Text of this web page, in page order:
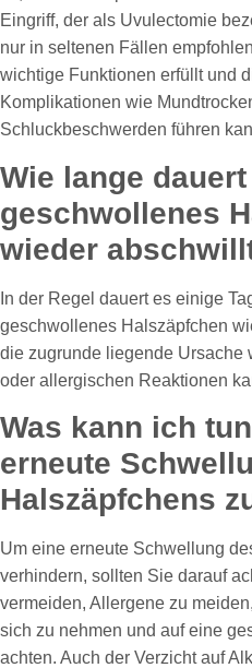
Eingriff, der als Uvulectomie
nur in seltenen Fällen
wichtige Funktionen erfüllt und
Komplikationen wie
Schluckbeschwerden führen
Wie lange
geschwollenes
wieder
In der Regel dauert es einige
geschwollenes Halszäpfchen
die zugrunde liegende Ursache
oder allergischen Reaktionen
Was kann ich
erneute
Halszäpfchens
Um eine erneute Schwellung
verhindern, sollten Sie darauf
vermeiden, Allergene zu
sich zu nehmen und auf eine
achten. Auch der Verzicht auf